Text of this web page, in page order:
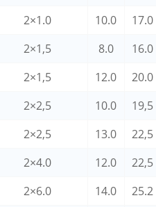
2×1.0 10.0 17.0
2×1,5 8.0 16.0
2×1,5 12.0 20.0
2×2,5 10.0 19,5
2×2,5 13.0 22,5
2×4.0 12.0 22,5
2×6.0 14.0 25.2